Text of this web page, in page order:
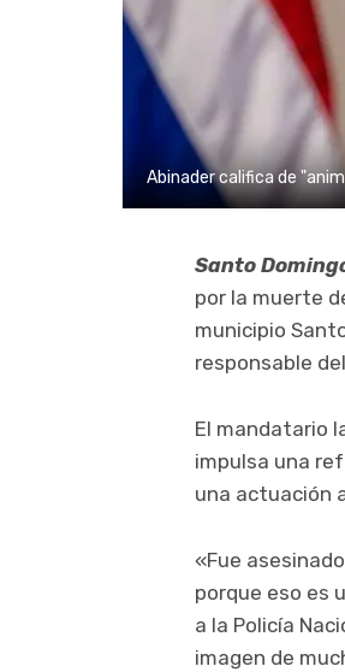
Abinader califica de
Santo
por la muerte
municipio
responsable
El mandatario
impulsa una
una actuación
«Fue
porque eso es
a la Policía
imagen de